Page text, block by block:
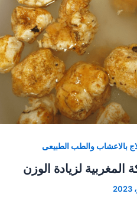
بالاعشاب والطب الطبيعى
المغربية لزيادة الوزن